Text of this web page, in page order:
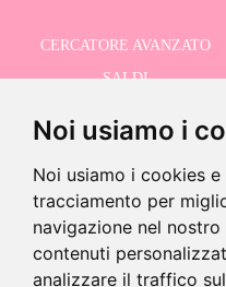
Noi usiamo i
Noi usiamo i cookies
tracciamento per
navigazione nel
contenuti
analizzare il traffico
CERCATORE AVANZATO
SALDI